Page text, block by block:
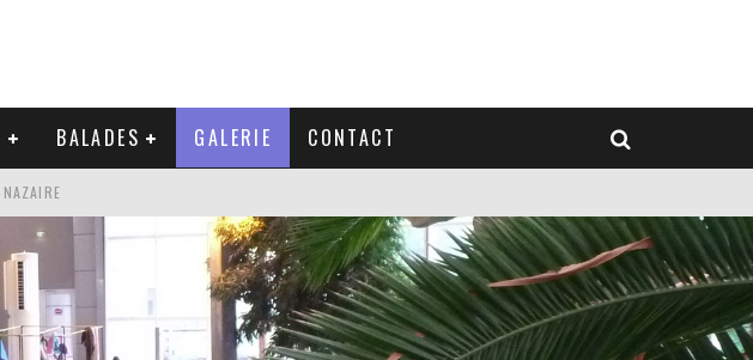
BALADES GALERIE CONTACT